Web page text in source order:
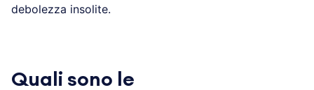
debolezza insolite.
Quali sono le